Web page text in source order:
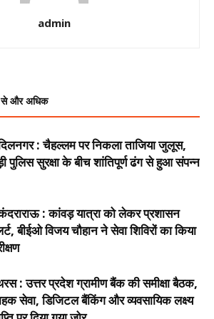
admin
और अधिक
: चैहल्लम पर निकला ताजिया जुलूस,
पुलिस सुरक्षा के बीच शांतिपूर्ण ढंग से हुआ संपन्न
: कांवड़ यात्रा को लेकर प्रशासन
बीईओ विजय चौहान ने सेवा शिविरों का किया
: उत्तर प्रदेश ग्रामीण बैंक की समीक्षा बैठक,
सेवा, डिजिटल बैंकिंग और व्यवसायिक लक्ष्य